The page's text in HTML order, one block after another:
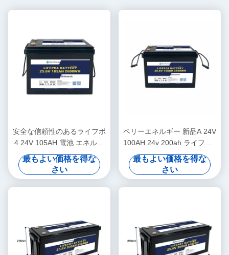
安全な信頼性のあるライフポ
4 24V 105AH 電池 エネルギ
ー貯蔵 太陽光発電システム
海上
最もよい価格を得な
さい
ベリーエネルギー 新品A 24V
100AH 24v 200ah ライフポ4
トラック用電池
最もよい価格を得な
さい